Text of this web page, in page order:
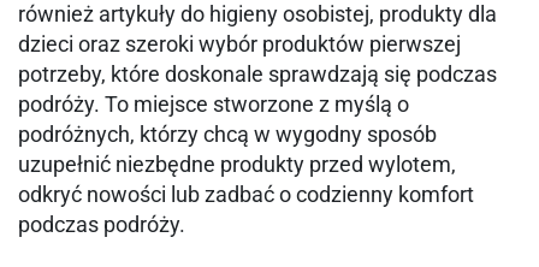
również artykuły do higieny osobistej, produkty dla
dzieci oraz szeroki wybór produktów pierwszej
potrzeby, które doskonale sprawdzają się podczas
podróży. To miejsce stworzone z myślą o
podróżnych, którzy chcą w wygodny sposób
uzupełnić niezbędne produkty przed wylotem,
odkryć nowości lub zadbać o codzienny komfort
podczas podróży.